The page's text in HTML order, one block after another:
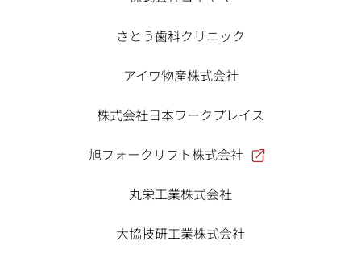
さとう歯科クリニック
アイワ物産株式会社
株式会社日本ワークプレイス
旭フォークリフト株式会社
丸栄工業株式会社
大協技研工業株式会社